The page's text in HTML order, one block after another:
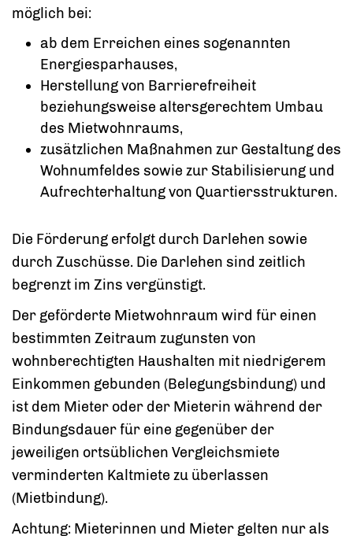
möglich bei:
ab dem Erreichen eines sogenannten
Energiesparhauses,
Herstellung von Barrierefreiheit
beziehungsweise altersgerechtem Umbau
des Mietwohnraums,
zusätzlichen Maßnahmen zur Gestaltung des
Wohnumfeldes sowie zur Stabilisierung und
Aufrechterhaltung von Quartiersstrukturen.
Die Förderung erfolgt durch Darlehen sowie
durch Zuschüsse. Die Darlehen sind zeitlich
begrenzt im Zins vergünstigt.
Der geförderte Mietwohnraum wird für einen
bestimmten Zeitraum zugunsten von
wohnberechtigten Haushalten mit niedrigerem
Einkommen gebunden (Belegungsbindung) und
ist dem Mieter oder der Mieterin während der
Bindungsdauer für eine gegenüber der
jeweiligen ortsüblichen Vergleichsmiete
verminderten Kaltmiete zu überlassen
(Mietbindung).
Achtung: Mieterinnen und Mieter gelten nur als